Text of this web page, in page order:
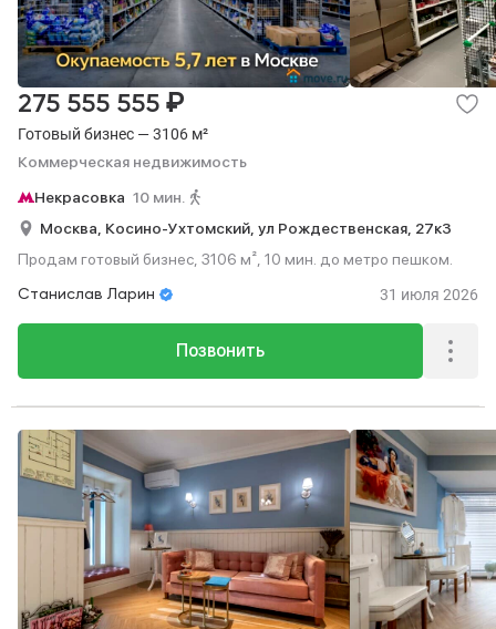
Готовый бизнес — 3106 м²
Коммерческая недвижимость
275 555 555 ₽
Некрасовка 10 мин.
Москва, Косино-Ухтомский, ул Рождественская, 27к3
Продам готовый бизнес, 3106 м², 10 мин. до метро пешком.
Позвонить
Станислав Ларин 31 июля 2026